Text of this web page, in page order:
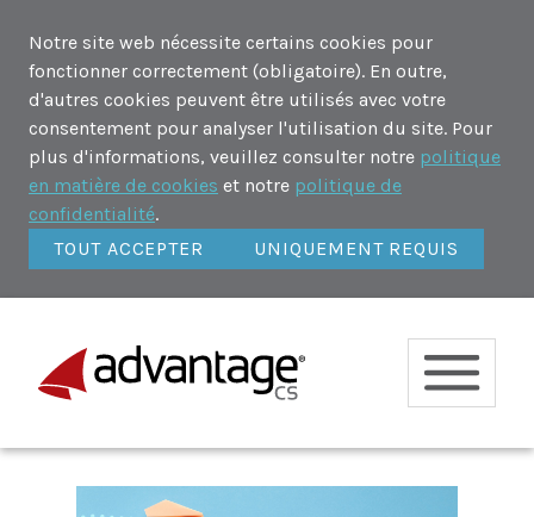
Notre site web nécessite certains cookies pour
fonctionner correctement (obligatoire). En outre,
d'autres cookies peuvent être utilisés avec votre
consentement pour analyser l'utilisation du site. Pour
plus d'informations, veuillez consulter notre politique
en matière de cookies et notre politique de
confidentialité.
TOUT ACCEPTER
UNIQUEMENT REQUIS